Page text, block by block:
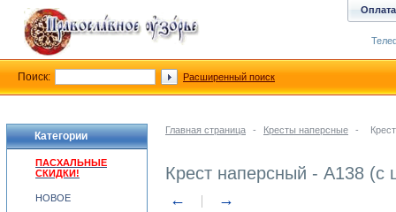
Главная страница - Кресты наперсные -
Крест наперсный - А138 (с
← →
Категории
ПАСХАЛЬНЫЕ
СКИДКИ!
НОВОЕ
Оплата
Поиск: Расширенный поиск